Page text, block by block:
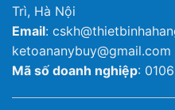
Trì, Hà Nội
Email:
ketoananybuy@gmail.com
Mã số doanh nghiệp: